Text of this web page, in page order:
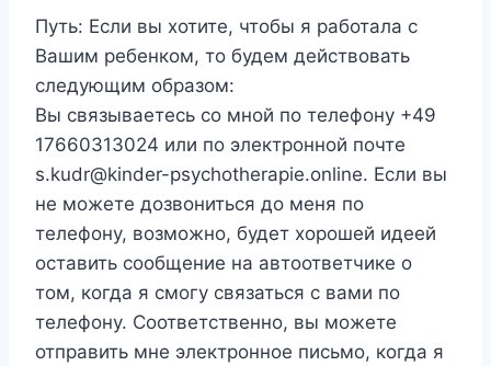
Путь: Если вы хотите, чтобы я работала с
Вашим ребенком, то будем действовать
следующим образом:
Вы связываетесь со мной по телефону +49
17660313024 или по электронной почте
s.kudr@kinder-psychotherapie.online. Если вы
не можете дозвониться до меня по
телефону, возможно, будет хорошей идеей
оставить сообщение на автоответчике о
том, когда я смогу связаться с вами по
телефону. Соответственно, вы можете
отправить мне электронное письмо, когда я